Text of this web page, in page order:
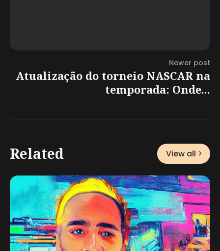
Newer post
Atualização do torneio NASCAR na
temporada: Onde...
Related View all